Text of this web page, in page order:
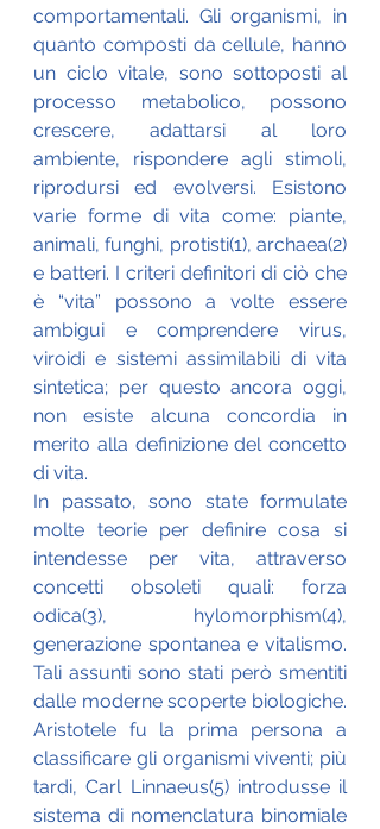
comportamentali. Gli organismi, in
quanto composti da cellule, hanno
un ciclo vitale, sono sottoposti al
processo metabolico, possono
crescere, adattarsi al loro
ambiente, rispondere agli stimoli,
riprodursi ed evolversi. Esistono
varie forme di vita come: piante,
animali, funghi, protisti(1), archaea(2)
e batteri. I criteri definitori di ciò che
è “vita” possono a volte essere
ambigui e comprendere virus,
viroidi e sistemi assimilabili di vita
sintetica; per questo ancora oggi,
non esiste alcuna concordia in
merito alla definizione del concetto
di vita.
In passato, sono state formulate
molte teorie per definire cosa si
intendesse per vita, attraverso
concetti obsoleti quali: forza
odica(3), hylomorphism(4),
generazione spontanea e vitalismo.
Tali assunti sono stati però smentiti
dalle moderne scoperte biologiche.
Aristotele fu la prima persona a
classificare gli organismi viventi; più
tardi, Carl Linnaeus(5) introdusse il
sistema di nomenclatura binomiale